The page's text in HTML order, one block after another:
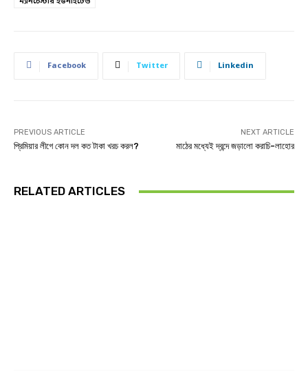
Facebook Twitter Linkedin
PREVIOUS ARTICLE
প্রিমিয়ার লীগে কোন দল কত টাকা খরচ করল?
NEXT ARTICLE
মাঠের মধ্যেই দ্বন্দে জড়ালো করাচি-লাহোর
RELATED ARTICLES